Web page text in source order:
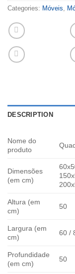
Categories: Móveis,
DESCRIPTION
Nome do
produto
Dimensões
(em cm)
Altura (em
cm)
50
Largura (em
cm)
60 /
Profundidade
(em cm)
50